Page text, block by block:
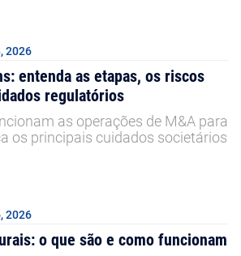
2026
entenda as etapas, os riscos
regulatórios
as operações de M&A para
os principais cuidados societários
2026
o que são e como funcionam